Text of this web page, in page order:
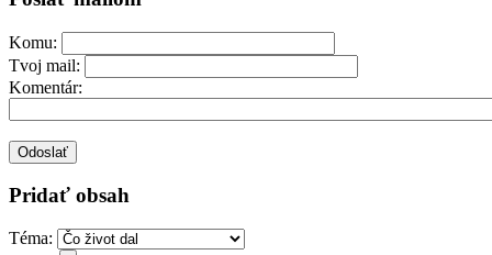
Komu:
Tvoj mail:
Komentár:
Pridať obsah
Téma: